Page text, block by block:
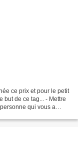
ce prix et pour le petit
but de ce tag... - Mettre
qui vous a